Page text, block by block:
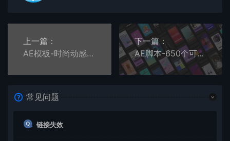
上一篇：
AE模板-时尚动感开场片头图文内容的快速快闪
下一篇：
AE脚本-650个可视化音频预设可做海报封面歌词全高清方形和竖屏
常见问题
链接失效